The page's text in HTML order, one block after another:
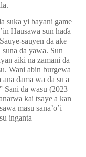
suka yi bayani game
Hausawa sun haɗa
sauyen da ake
suna da yawa. Sun
aiki na zamani da
Wani abin burgewa
dama wa da su a
Sani da wasu (2023
kai tsaye a kan
masu sana’o’i
inganta